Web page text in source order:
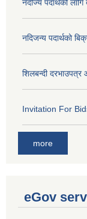
नदीज्य पदार्थको
नदिजन्य पदार्थको
शिलबन्दी दरभाउपत्र
Invitation For
more
eGov